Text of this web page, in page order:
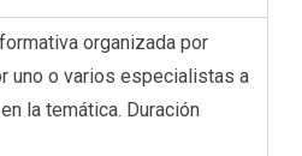
organizada por
uno o varios especialistas a
la temática. Duración